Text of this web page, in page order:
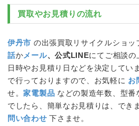
買取やお見積りの流れ
伊丹市 の出張買取リサイクルショッ
話かメール、公式LINEにてご相談の
日時やお見積り日などを決定してい
で行っておりますので、お気軽に お
せ。家電製品 などの製造年数、型番
でしたら、簡単なお見積りは、でき
問い合わせ 下さませ。